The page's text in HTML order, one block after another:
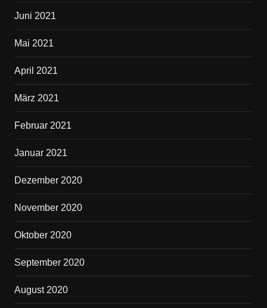
Juni 2021
Mai 2021
April 2021
März 2021
Februar 2021
Januar 2021
Dezember 2020
November 2020
Oktober 2020
September 2020
August 2020